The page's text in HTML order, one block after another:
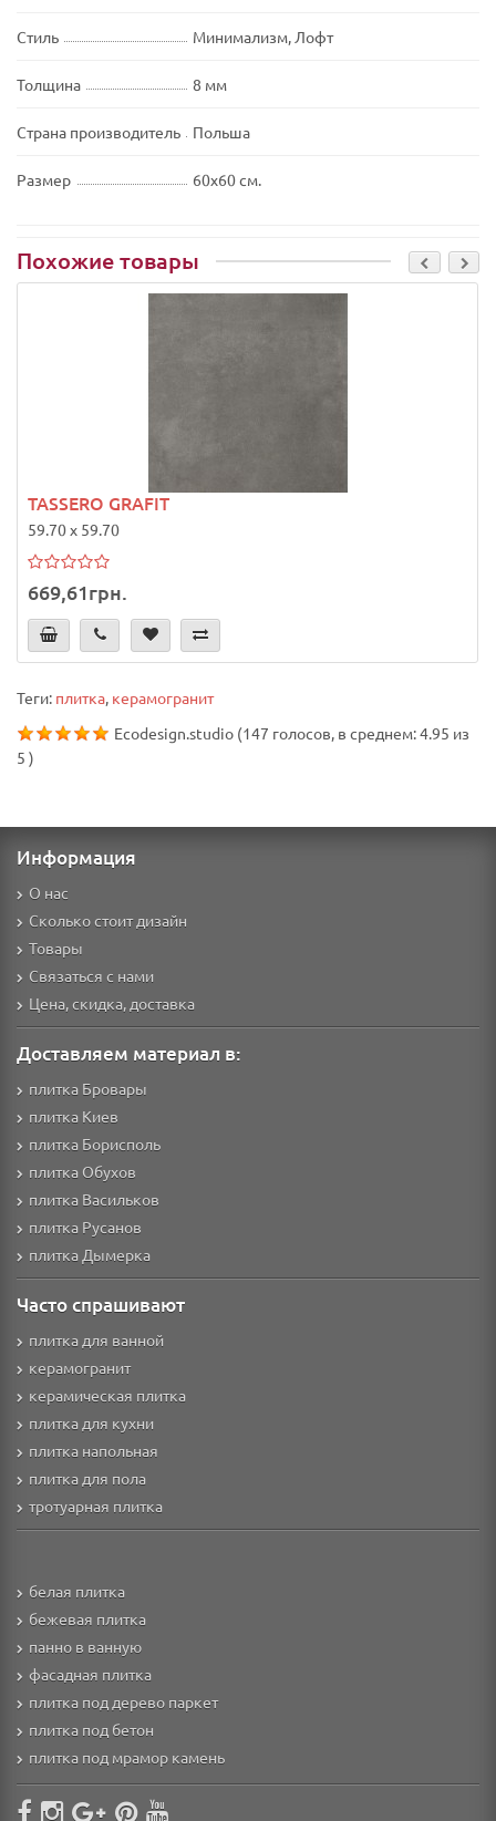
Стиль Минимализм, Лофт
Толщина 8 мм
Страна производитель Польша
Размер 60х60 см.
Похожие товары
TASSERO GRAFIT
59.70 x 59.70
669,61грн.
Теги: плитка, керамогранит
Ecodesign.studio (147 голосов, в среднем:4.95 из
5 )
Информация
О нас
Сколько стоит дизайн
Товары
Связаться с нами
Цена, скидка, доставка
Доставляем материал в:
плитка Бровары
плитка Киев
плитка Борисполь
плитка Обухов
плитка Васильков
плитка Русанов
плитка Дымерка
Часто спрашивают
плитка для ванной
керамогранит
керамическая плитка
плитка для кухни
плитка напольная
плитка для пола
тротуарная плитка
белая плитка
бежевая плитка
панно в ванную
фасадная плитка
плитка под дерево паркет
плитка под бетон
плитка под мрамор камень